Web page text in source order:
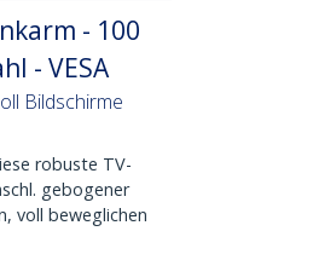
- 100
- VESA
Bildschirme
robuste TV-
gebogener
voll beweglichen